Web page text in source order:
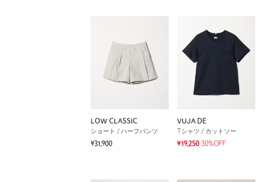
LOW CLASSIC
ショート / ハーフパンツ
¥31,900
VUJA DE
Tシャツ / カットソー
¥19,250 30%OFF